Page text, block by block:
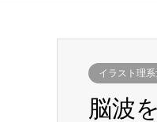
イラスト理
脳波